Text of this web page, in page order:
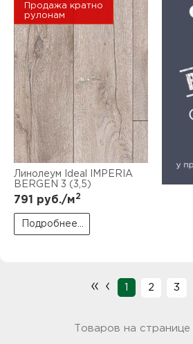
Продажа кратно
рулонам
Линолеум Ideal IMPERIA
BERGEN 3 (3,5)
791 руб./м2
Подробнее...
« ‹ 1 2 3
Товаров на странице